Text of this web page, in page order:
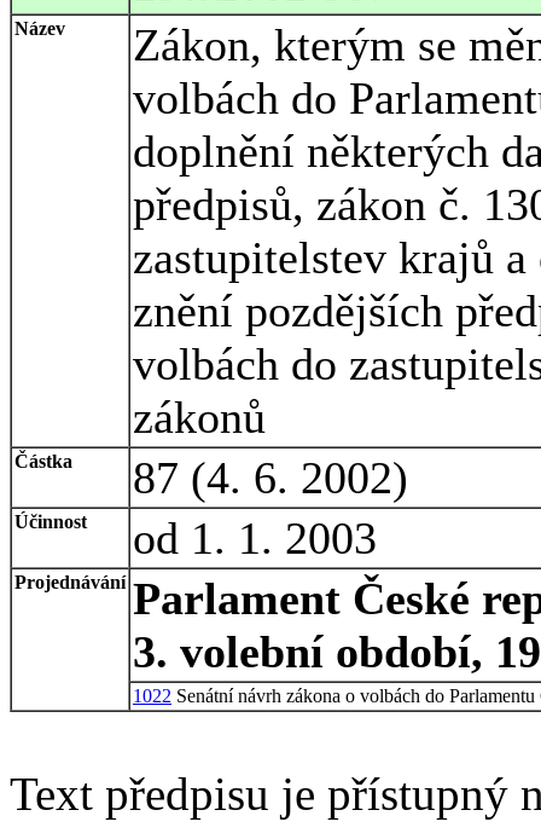
Název
Zákon, kterým se
volbách do
doplnění některých
předpisů, zákon č.
zastupitelstev krajů
znění pozdějších
volbách do
zákonů
Částka 87 (4. 6. 2002)
Účinnost od 1. 1. 2003
Projednávání Parlament České
3. volební období,
1022 Senátní návrh zákona o volbách do Parlamentu
Text předpisu je přístupný